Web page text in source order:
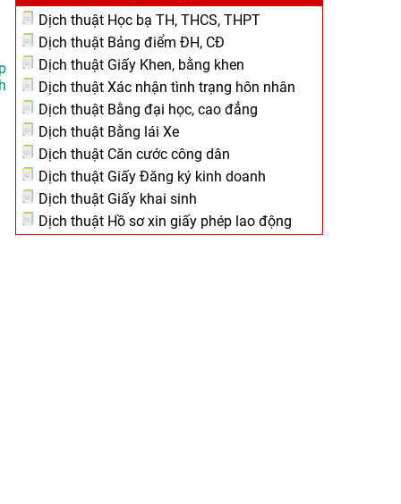
Dịch thuật Học bạ TH, THCS, THPT
Dịch thuật Bảng điểm ĐH, CĐ
Dịch thuật Giấy Khen, bằng khen
Dịch thuật Xác nhận tình trạng hôn nhân
Dịch thuật Bằng đại học, cao đẳng
Dịch thuật Bằng lái Xe
Dịch thuật Căn cước công dân
Dịch thuật Giấy Đăng ký kinh doanh
Dịch thuật Giấy khai sinh
Dịch thuật Hồ sơ xin giấy phép lao động